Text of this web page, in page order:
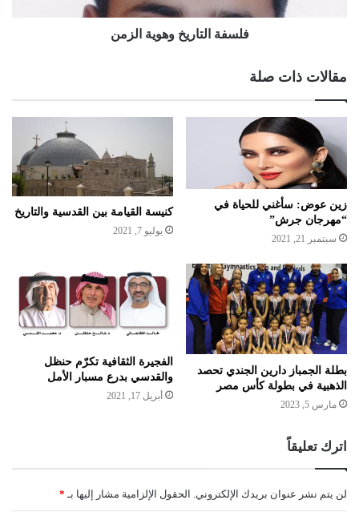
فلسفة التاريخ وهوية الزمن
مقالات ذات صلة
زين عوض: سأغني للحياة في
“مهرجان جرش”
سبتمبر 21, 2021
كنيسة القيامة بين القدسية والتاريخ
يوليو 7, 2021
بطلة الجمباز دارين الجندي تحصد
الذهبية في بطولة كأس مصر
مارس 5, 2023
الفجيرة الثقافية تكرّم حنظل
والقدسي بدرع مسبار الأمل
أبريل 17, 2021
اترك تعليقاً
لن يتم نشر عنوان بريدك الإلكتروني. الحقول الإلزامية مشار إليها بـ *